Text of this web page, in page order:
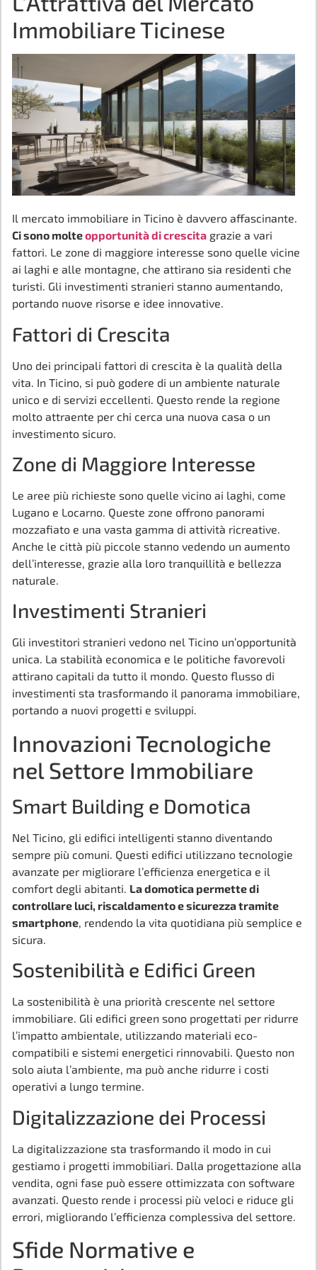
Immobiliare Ticinese
Il mercato immobiliare in Ticino è davvero affascinante.
Ci sono molteopportunità di crescita grazie a vari
fattori. Le zone di maggiore interesse sono quelle vicine
ai laghi e alle montagne, che attirano sia residenti che
turisti. Gli investimenti stranieri stanno aumentando,
portando nuove risorse e idee innovative.
Fattori di Crescita
Uno dei principali fattori di crescita è la qualità della
vita. In Ticino, si può godere di un ambiente naturale
unico e di servizi eccellenti. Questo rende la regione
molto attraente per chi cerca una nuova casa o un
investimento sicuro.
Zone di Maggiore Interesse
Le aree più richieste sono quelle vicino ai laghi, come
Lugano e Locarno. Queste zone offrono panorami
mozzafiato e una vasta gamma di attività ricreative.
Anche le città più piccole stanno vedendo un aumento
dell’interesse, grazie alla loro tranquillità e bellezza
naturale.
Investimenti Stranieri
Gli investitori stranieri vedono nel Ticino un’opportunità
unica. La stabilità economica e le politiche favorevoli
attirano capitali da tutto il mondo. Questo flusso di
investimenti sta trasformando il panorama immobiliare,
portando a nuovi progetti e sviluppi.
Innovazioni Tecnologiche
nel Settore Immobiliare
Smart Building e Domotica
Nel Ticino, gli edifici intelligenti stanno diventando
sempre più comuni. Questi edifici utilizzano tecnologie
avanzate per migliorare l’efficienza energetica e il
comfort degli abitanti. La domotica permette di
controllare luci, riscaldamento e sicurezza tramite
smartphone , rendendo la vita quotidiana più semplice e
sicura.
Sostenibilità e Edifici Green
La sostenibilità è una priorità crescente nel settore
immobiliare. Gli edifici green sono progettati per ridurre
l’impatto ambientale, utilizzando materiali eco-
compatibili e sistemi energetici rinnovabili. Questo non
solo aiuta l’ambiente, ma può anche ridurre i costi
operativi a lungo termine.
Digitalizzazione dei Processi
La digitalizzazione sta trasformando il modo in cui
gestiamo i progetti immobiliari. Dalla progettazione alla
vendita, ogni fase può essere ottimizzata con software
avanzati. Questo rende i processi più veloci e riduce gli
errori, migliorando l’efficienza complessiva del settore.
Sfide Normative e